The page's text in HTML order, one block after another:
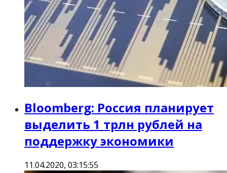
Bloomberg: Россия планирует
выделить 1 трлн рублей на
поддержку экономики
11.04.2020, 03:15:55